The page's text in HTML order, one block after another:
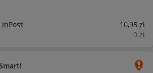
10,95 zł
0 zł